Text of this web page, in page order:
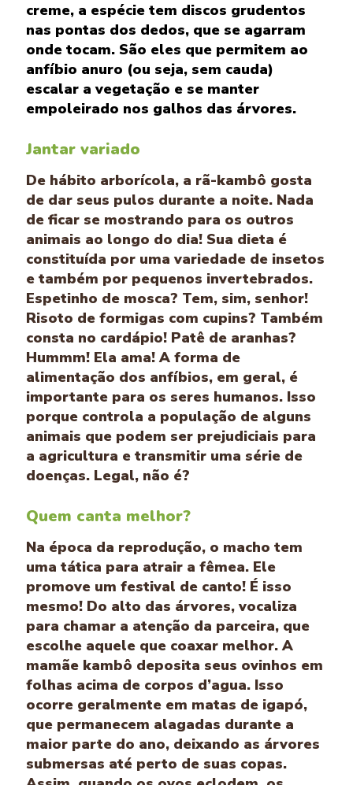
creme, a espécie tem discos grudentos
nas pontas dos dedos, que se agarram
onde tocam. São eles que permitem ao
anfíbio anuro (ou seja, sem cauda)
escalar a vegetação e se manter
empoleirado nos galhos das árvores.
Jantar variado
De hábito arborícola, a rã-kambô gosta
de dar seus pulos durante a noite. Nada
de ficar se mostrando para os outros
animais ao longo do dia! Sua dieta é
constituída por uma variedade de insetos
e também por pequenos invertebrados.
Espetinho de mosca? Tem, sim, senhor!
Risoto de formigas com cupins? Também
consta no cardápio! Patê de aranhas?
Hummm! Ela ama! A forma de
alimentação dos anfíbios, em geral, é
importante para os seres humanos. Isso
porque controla a população de alguns
animais que podem ser prejudiciais para
a agricultura e transmitir uma série de
doenças. Legal, não é?
Quem canta melhor?
Na época da reprodução, o macho tem
uma tática para atrair a fêmea. Ele
promove um festival de canto! É isso
mesmo! Do alto das árvores, vocaliza
para chamar a atenção da parceira, que
escolhe aquele que coaxar melhor. A
mamãe kambô deposita seus ovinhos em
folhas acima de corpos d’agua. Isso
ocorre geralmente em matas de igapó,
que permanecem alagadas durante a
maior parte do ano, deixando as árvores
submersas até perto de suas copas.